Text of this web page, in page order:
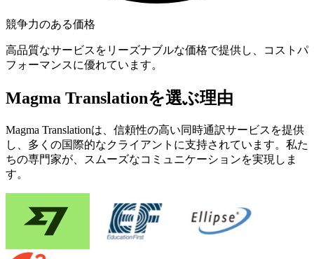
競争力のある価格
高品質なサービスをリーズナブルな価格で提供し、コストパ
フォーマンスに優れています。
Magma Translationを選ぶ理由
Magma Translationは、信頼性の高い同時通訳サービスを提供
し、多くの国際的なクライアントに支持されています。私た
ちの専門家が、スムーズなコミュニケーションを実現しま
す。